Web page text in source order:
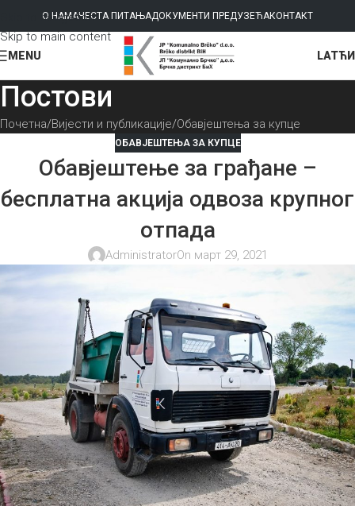
Skip to navigation
Skip to main content
О НАМАЧЕСТА ПИТАЊАДОКУМЕНТИ ПРЕДУЗЕЋАКОНТАКТ
MENU LAT
Постови
Почетна Вијести и публикације Обавјештења за купце
ОБАВЈЕШТЕЊА ЗА КУПЦЕ
Обавјештење за грађане –
бесплатна акција одвоза крупног
отпада
AdministratorOn март 29, 2021